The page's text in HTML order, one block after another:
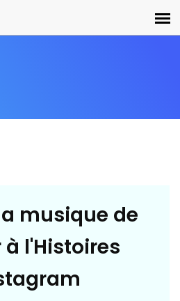
musique de
à l'Histoires